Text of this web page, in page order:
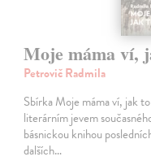
Moje máma ví,
Petrovič Radmila
Sbírka Moje máma ví, jak
literárním jevem
básnickou knihou
dalších…